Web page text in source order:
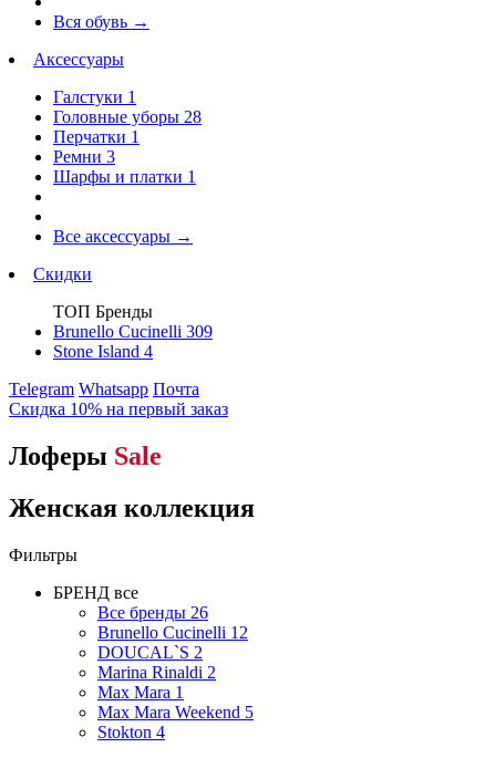
Вся обувь →
Аксессуары
Галстуки 1
Головные уборы 28
Перчатки 1
Ремни 3
Шарфы и платки 1
Все аксессуары →
Скидки
ТОП Бренды
Brunello Cucinelli 309
Stone Island 4
Telegram Whatsapp Почта
Скидка 10% на первый заказ
Лоферы Sale
Женская коллекция
Фильтры
БРЕНД все
Все бренды 26
Brunello Cucinelli 12
DOUCAL`S 2
Marina Rinaldi 2
Max Mara 1
Max Mara Weekend 5
Stokton 4